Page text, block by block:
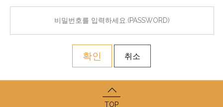
확인 취소
TOP